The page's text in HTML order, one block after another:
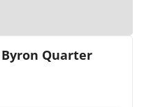
Quarter